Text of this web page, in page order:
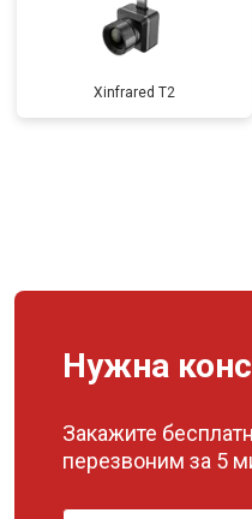
Xinfrared T2
Нужна
Закажите
перезвоним за 5